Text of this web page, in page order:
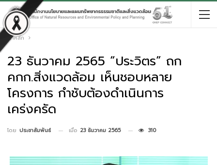
หน้าหลัก
23 ธันวาคม 2565 “ประวิตร” ถก
คกก.สิ่งแวดล้อม เห็นชอบหลาย
โครงการ กำชับต้องดำเนินการ
เคร่งครัด
โดย ประชาสัมพันธ์ เมื่อ 23 ธันวาคม 2565 310